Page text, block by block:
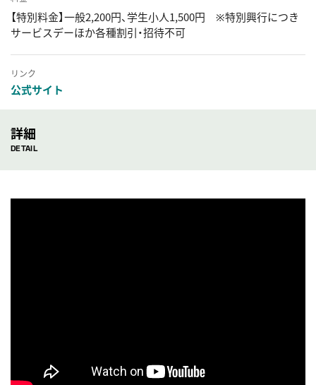
【特別料金】一般2,200円、学生小人1,500円 ※特別興行につき
サービスデーほか各種割引・招待不可
リンク
公式サイト
詳細
DETAIL